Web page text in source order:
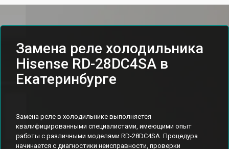
Замена реле холодильника
Hisense RD-28DC4SA в
Екатеринбурге
Замена реле в холодильнике выполняется
квалифицированными специалистами, имеющими опыт
работы с различными моделями RD-28DC4SA. Процедура
начинается с диагностики неисправности, проверки